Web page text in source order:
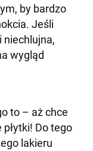
by bardzo
Jeśli
niechlujna,
wygląd
to – aż chce
Do tego
lakieru